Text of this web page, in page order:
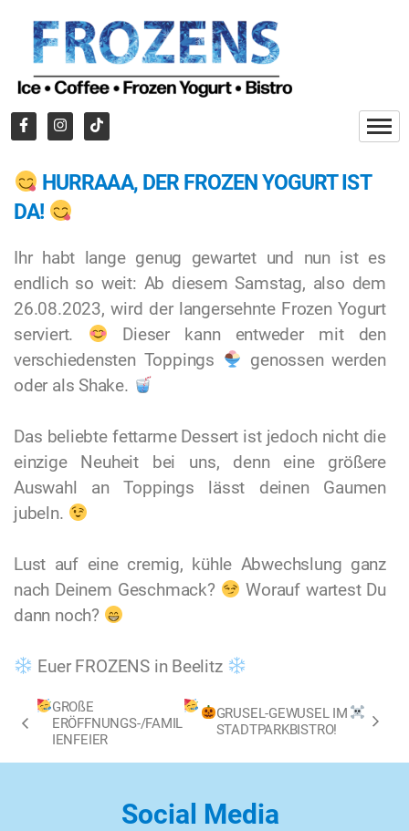
HURRAAA, DER FROZEN YOGURT IST
DA!
Ihr habt lange genug gewartet und nun ist es
endlich so weit: Ab diesem Samstag, also dem
26.08.2023, wird der langersehnte Frozen Yogurt
serviert.
Dieser kann entweder mit den
verschiedensten Toppings
genossen werden
oder als Shake.
Das beliebte fettarme Dessert ist jedoch nicht die
einzige Neuheit bei uns, denn eine größere
Auswahl an Toppings lässt deinen Gaumen
jubeln.
Lust auf eine cremig, kühle Abwechslung ganz
nach Deinem Geschmack?
Worauf wartest Du
dann noch?
Euer FROZENS in Beelitz
GROßE
ERÖFFNUNGS-/FAMIL
IENFEIER
GRUSEL-GEWUSEL IM
STADTPARKBISTRO!
Social Media